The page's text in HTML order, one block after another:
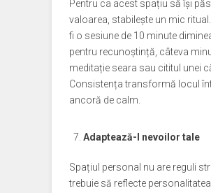
Pentru ca acest spațiu să își
valoarea, stabilește un mic
fi o sesiune de 10 minute
pentru recunoștință, câteva
meditație seara sau cititul unei
Consistența transformă locul
ancoră de calm.
Adaptează-l nevoilor tale
Spațiul personal nu are reguli
trebuie să reflecte